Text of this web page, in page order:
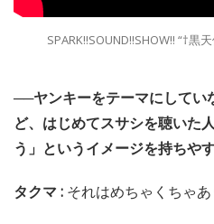
SPARK!!SOUND!!SHOW!! “†黒
──ヤンキーをテーマにしてい
ど、はじめてスサシを聴いた
う」というイメージを持ちや
タクマ : それはめちゃくちゃあ